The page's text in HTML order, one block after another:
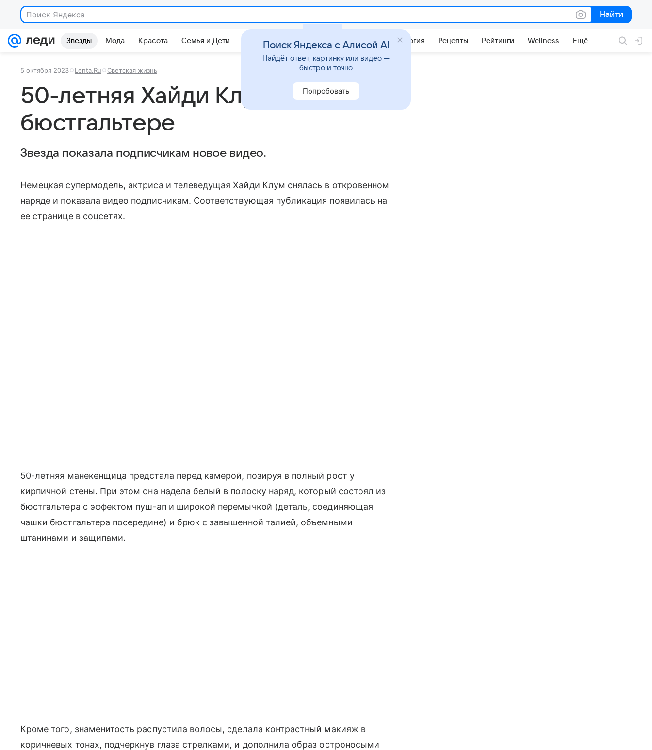
Поиск Яндекса Найти
Найти
Звезды Мода Красота Семья и Дети Гороскопы Стиль жизни Психология Рецепты Рейтинги Wellness Ещё
5 октября 2023 Lenta.Ru Светская жизнь
50-летняя Хайди Клум снялась в
бюстгальтере
Звезда показала подписчикам новое видео.
Немецкая супермодель, актриса и телеведущая Хайди Клум снялась в откровенном
наряде и показала видео подписчикам. Соответствующая публикация появилась на
ее странице в соцсетях.
50-летняя манекенщица предстала перед камерой, позируя в полный рост у
кирпичной стены. При этом она надела белый в полоску наряд, который состоял из
бюстгальтера с эффектом пуш-ап и широкой перемычкой (деталь, соединяющая
чашки бюстгальтера посередине) и брюк с завышенной талией, объемными
штанинами и защипами.
Кроме того, знаменитость распустила волосы, сделала контрастный макияж в
коричневых тонах, подчеркнув глаза стрелками, и дополнила образ остроносыми
Поиск Яндекса с Алисой AI
Найдёт ответ, картинку или видео —
быстро и точно
Попробовать